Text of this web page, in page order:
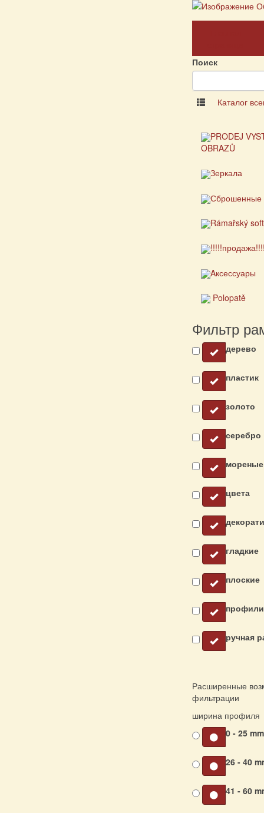
Поиск
Каталог
PRODEJ
OBRAZŮ
Зеркала
Сброшенные
Rámařský
Aксессуары
Polopatě
Фильтр
дерево
пластик
золото
серебро
мореные
цвета
гладкие
плоские
ручная
Расширенные
фильтрации
ширина профиля
0 - 25
26 - 40
41 - 60